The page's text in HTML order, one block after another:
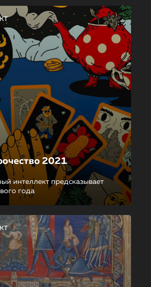
2021
интеллект предсказывает
года